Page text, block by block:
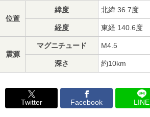
位置
緯度 北緯 36.7度
経度 東経 140.6度
震源
マグニチュード M4.5
深さ 約10km
Twitter Facebook LINE